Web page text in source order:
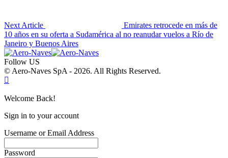
Next Article
Emirates retrocede en más de
10 años en su oferta a Sudamérica al no reanudar vuelos a Río de
Janeiro y Buenos Aires
Follow US
© Aero-Naves SpA - 2026. All Rights Reserved.
Welcome Back!
Sign in to your account
Username or Email Address
Password